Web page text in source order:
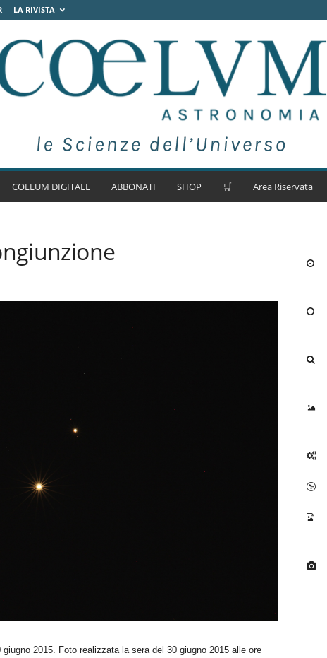
LA RIVISTA
COELUM DIGITALE ABBONATI SHOP 🛒 Area Riservata
2015. Foto realizzata la sera del 30 giugno 2015 alle ore